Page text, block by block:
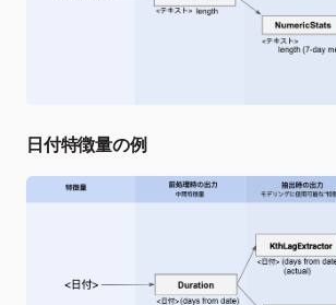
日付特徴量の例